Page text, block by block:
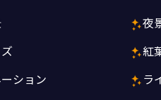
夜
紅
ション ラ